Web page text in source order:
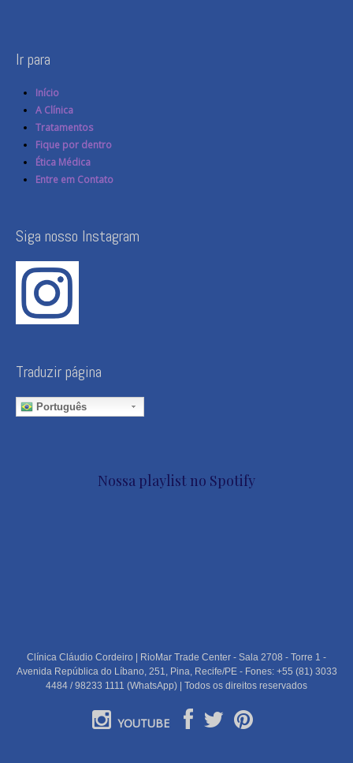
Ir para
Início
A Clínica
Tratamentos
Fique por dentro
Ética Médica
Entre em Contato
Siga nosso Instagram
Traduzir página
Português
Nossa playlist no Spotify
Clínica Cláudio Cordeiro | RioMar Trade Center - Sala 2708 - Torre 1 -
Avenida República do Líbano, 251, Pina, Recife/PE - Fones: +55 (81) 3033
4484 / 98233 1111 (WhatsApp) | Todos os direitos reservados
YOUTUBE